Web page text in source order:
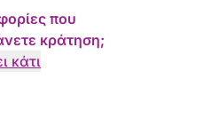
που
κράτηση;
κάτι